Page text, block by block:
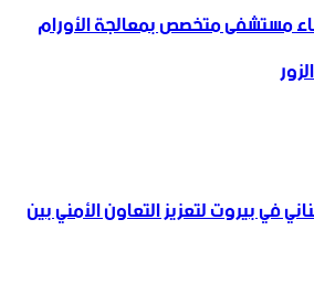
‌‏مستشفى متخصص بمعالجة الأورام
في بيروت لتعزيز التعاون ‏الأمني ‏بين